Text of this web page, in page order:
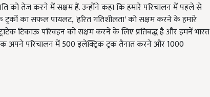
को तेज करने में सक्षम हैं. उन्होंने कहा कि हमारे परिचालन में पहले से
का सफल पायलट, 'हरित गतिशीलता' को सक्षम करने के हमारे
टिकाऊ परिवहन को सक्षम करने के लिए प्रतिबद्ध है और हमनें भारत
परिचालन में 500 इलेक्ट्रिक ट्रक तैनात करने और 1000